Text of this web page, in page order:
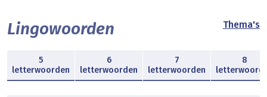
Lingowoorden Thema's
5
letterwoorden
6
letterwoorden
7
letterwoorden
8